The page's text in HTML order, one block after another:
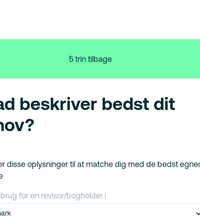
5 trin tilbage
beskriver bedst dit
disse oplysninger til at matche dig med de bedst
for en revisor/bogholder i